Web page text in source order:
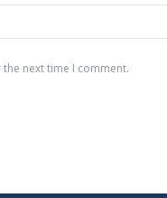
next time I comment.